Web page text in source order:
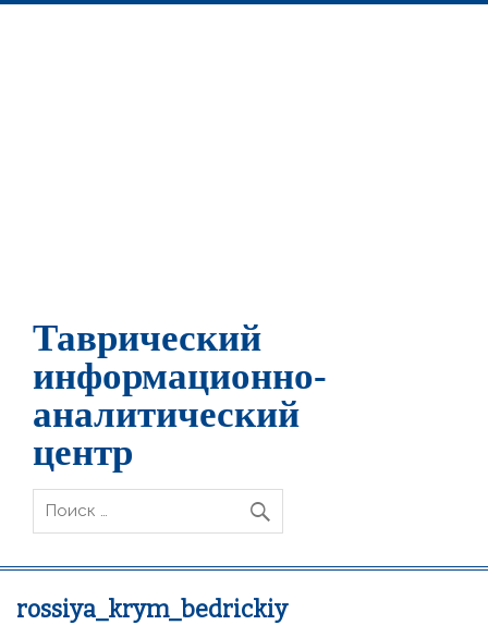
Таврический
информационно-
аналитический
центр
rossiya_krym_bedrickiy